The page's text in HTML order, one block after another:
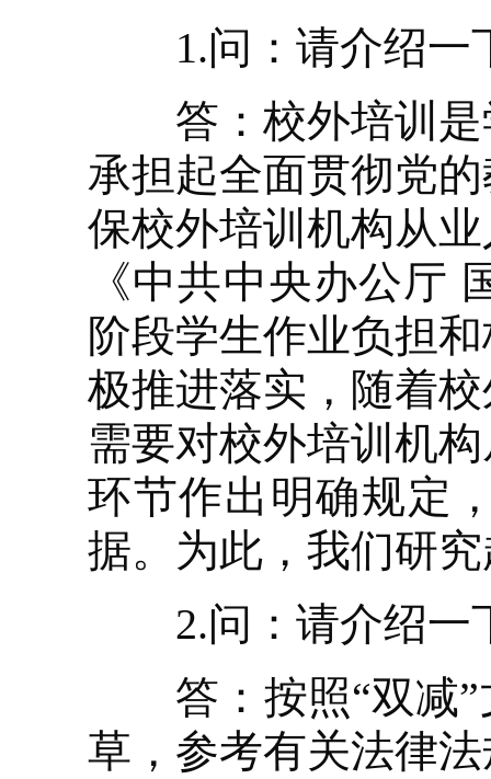
1.问：请介绍一
答：校外培训是
承担起全面贯彻党
保校外培训机构从
《中共中央办公厅
阶段学生作业负担
极推进落实，随着
需要对校外培训机
环节作出明确规定
据。为此，我们研
2.问：请介绍一
答：按照“双减”
草，参考有关法律